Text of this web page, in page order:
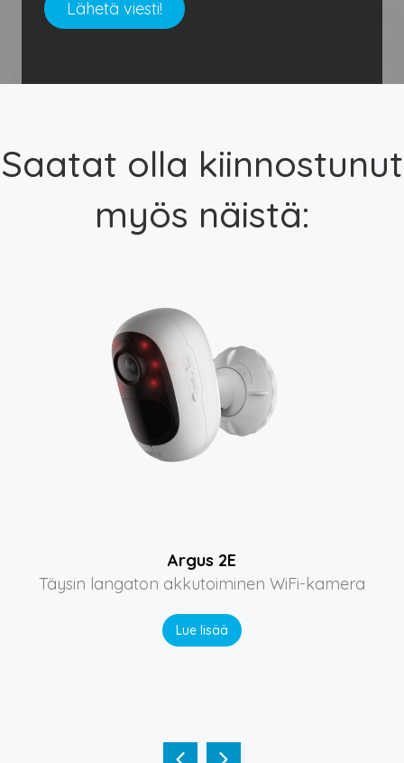
Saatat olla kiinnostunut
myös näistä:
Argus 2E
Täysin langaton akkutoiminen WiFi-kamera
Lue lisää